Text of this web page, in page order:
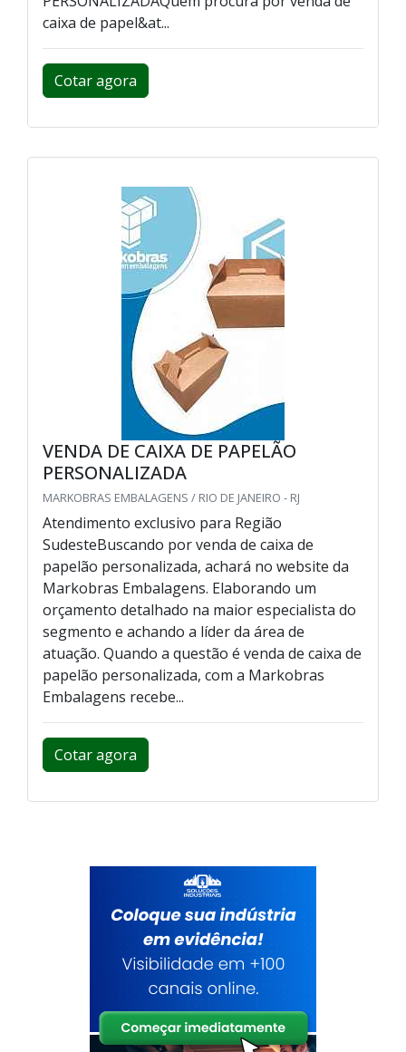
caixa de papel&at...
Cotar agora
VENDA DE CAIXA DE PAPELÃO
PERSONALIZADA
MARKOBRAS EMBALAGENS / RIO DE JANEIRO - RJ
Atendimento exclusivo para Região
SudesteBuscando por venda de caixa de
papelão personalizada, achará no website da
Markobras Embalagens. Elaborando um
orçamento detalhado na maior especialista do
segmento e achando a líder da área de
atuação. Quando a questão é venda de caixa de
papelão personalizada, com a Markobras
Embalagens recebe...
Cotar agora